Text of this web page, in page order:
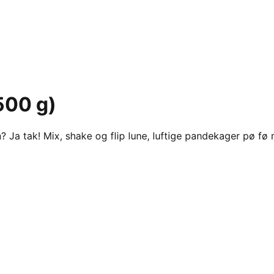
g)
Ja tak! Mix, shake og flip lune, luftige pandekager pø fø